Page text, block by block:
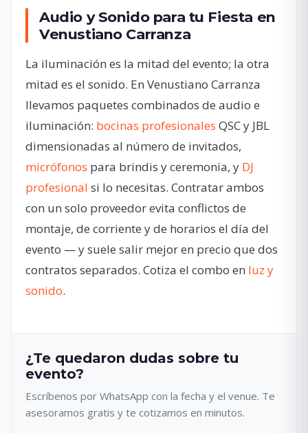
Audio y Sonido para tu Fiesta en
Venustiano Carranza
La iluminación es la mitad del evento; la otra
mitad es el sonido. En Venustiano Carranza
llevamos paquetes combinados de audio e
iluminación: bocinas profesionales QSC y JBL
dimensionadas al número de invitados,
micrófonos para brindis y ceremonia, y DJ
profesional si lo necesitas. Contratar ambos
con un solo proveedor evita conflictos de
montaje, de corriente y de horarios el día del
evento — y suele salir mejor en precio que dos
contratos separados. Cotiza el combo en luz y
sonido.
¿Te quedaron dudas sobre tu
evento?
Escríbenos por WhatsApp con la fecha y el venue. Te
asesoramos gratis y te cotizamos en minutos.